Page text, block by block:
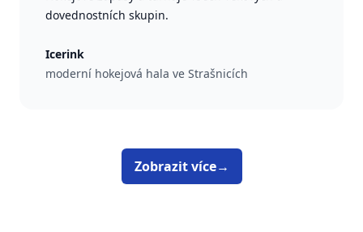
dovednostních skupin.
Icerink
moderní hokejová hala ve Strašnicích
Zobrazit více→